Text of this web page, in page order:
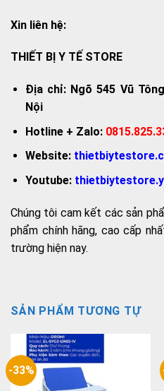
Xin liên hệ:
THIẾT BỊ Y TẾ STORE
Địa chỉ: Ngõ 545 Vũ
Nội
Hotline + Zalo:
Website:
Youtube:
Chúng tôi cam kết các sản
phẩm chính hãng, cao cấp
trường hiện nay.
SẢN PHẨM TƯƠNG TỰ
-33%